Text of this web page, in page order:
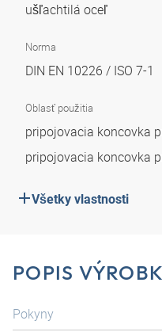
ušľachtilá oceľ
Norma
DIN EN 10226 / ISO 7-1
Oblasť použitia
pripojovacia koncovka
pripojovacia koncovka
Všetky vlastnosti
POPIS
Pokyny